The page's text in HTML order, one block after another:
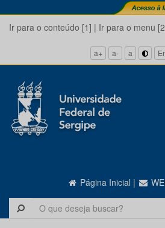
Ir para o conteúdo [1] | Ir para o menu
a+ a- a
Página Inicial |